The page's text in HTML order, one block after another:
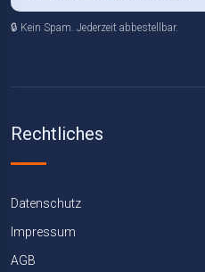
🔒 Kein Spam. Jederzeit abbestellbar.
Rechtliches
Datenschutz
Impressum
AGB